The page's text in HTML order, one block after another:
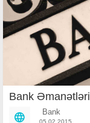
Bank
Bank